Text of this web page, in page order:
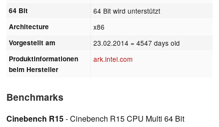
64 Bit 64 Bit wird unterstützt
Architecture x86
Vorgestellt am 23.02.2014 = 4547 days old
Produktinformationen
beim Hersteller
ark.intel.com
Benchmarks
Cinebench R15- Cinebench R15 CPU Multi 64 Bit